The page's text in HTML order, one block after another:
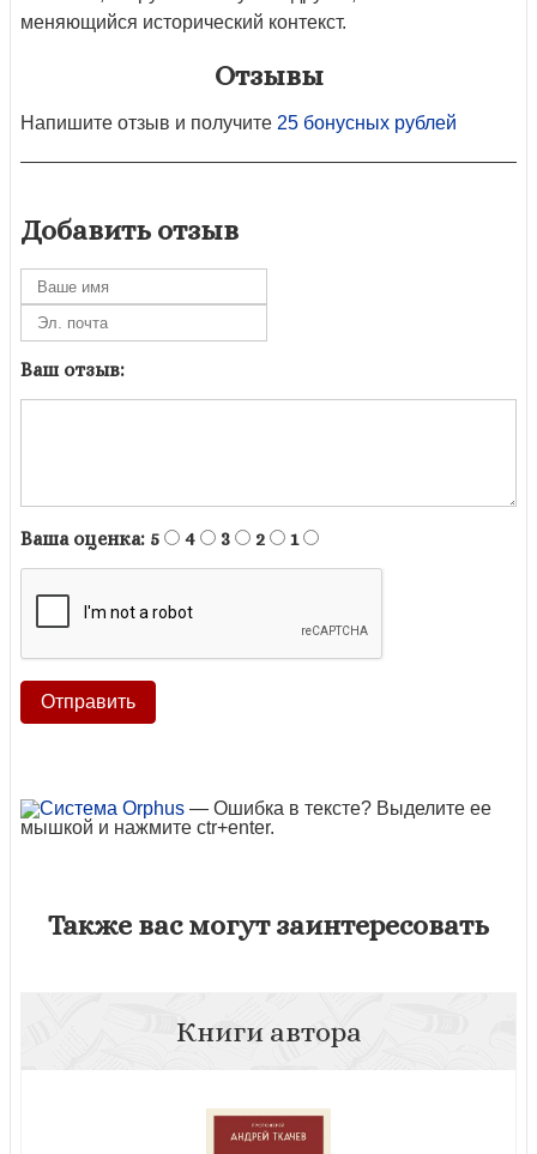
меняющийся исторический контекст.
Отзывы
Напишите отзыв и получите 25 бонусных рублей
Добавить отзыв
Ваш отзыв:
Ваша оценка: 5 4 3 2 1
— Ошибка в тексте? Выделите ее
мышкой и нажмите ctr+enter.
Также вас могут заинтересовать
Книги автора